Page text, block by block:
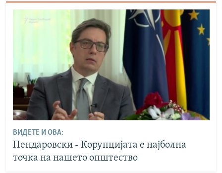
ВИДЕТЕ И ОВА:
Пендаровски - Корупцијата е најболна
точка на нашето општество